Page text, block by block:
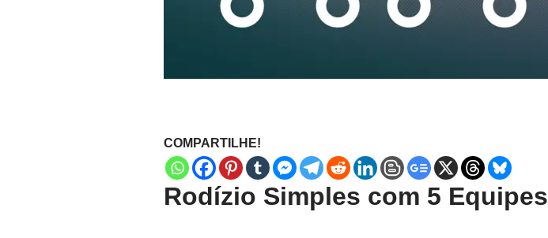
COMPARTILHE!
Rodízio Simples com 5 Equipes